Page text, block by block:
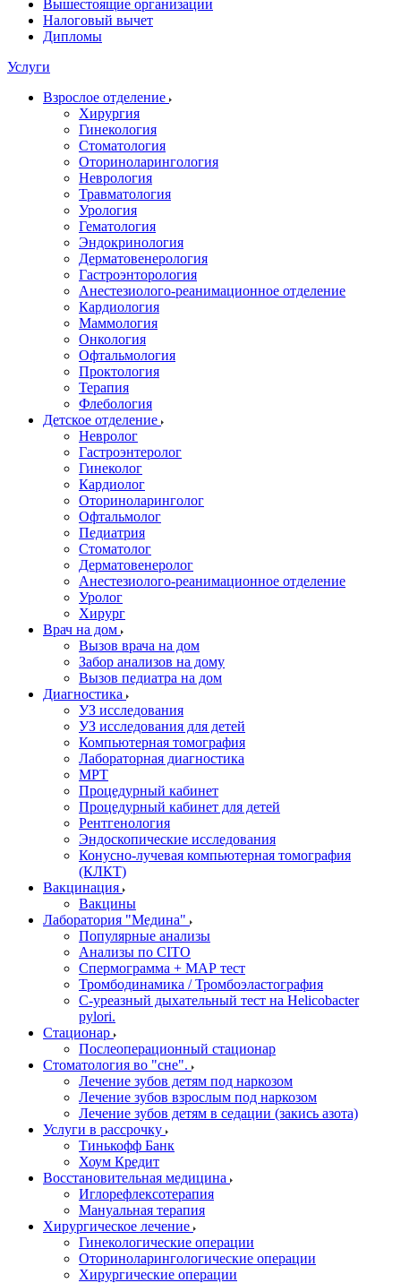
Вышестоящие организации
Налоговый вычет
Дипломы
Услуги
Взрослое отделение
Хирургия
Гинекология
Стоматология
Оториноларингология
Неврология
Травматология
Урология
Гематология
Эндокринология
Дерматовенерология
Гастроэнторология
Анестезиолого-реанимационное отделение
Кардиология
Маммология
Онкология
Офтальмология
Проктология
Терапия
Флебология
Детское отделение
Невролог
Гастроэнтеролог
Гинеколог
Кардиолог
Оториноларинголог
Офтальмолог
Педиатрия
Стоматолог
Дерматовенеролог
Анестезиолого-реанимационное отделение
Уролог
Хирург
Врач на дом
Вызов врача на дом
Забор анализов на дому
Вызов педиатра на дом
Диагностика
УЗ исследования
УЗ исследования для детей
Компьютерная томография
Лабораторная диагностика
МРТ
Процедурный кабинет
Процедурный кабинет для детей
Рентгенология
Эндоскопические исследования
Конусно-лучевая компьютерная томография
(КЛКТ)
Вакцинация
Вакцины
Лаборатория "Медина"
Популярные анализы
Анализы по CITO
Спермограмма + МАР тест
Тромбодинамика / Тромбоэластография
С-уреазный дыхательный тест на Helicobacter
pylori.
Стационар
Послеоперационный стационар
Стоматология во "сне".
Лечение зубов детям под наркозом
Лечение зубов взрослым под наркозом
Лечение зубов детям в седации (закись азота)
Услуги в рассрочку
Тинькофф Банк
Хоум Кредит
Восстановительная медицина
Иглорефлексотерапия
Мануальная терапия
Хирургическое лечение
Гинекологические операции
Оториноларингологические операции
Хирургические операции